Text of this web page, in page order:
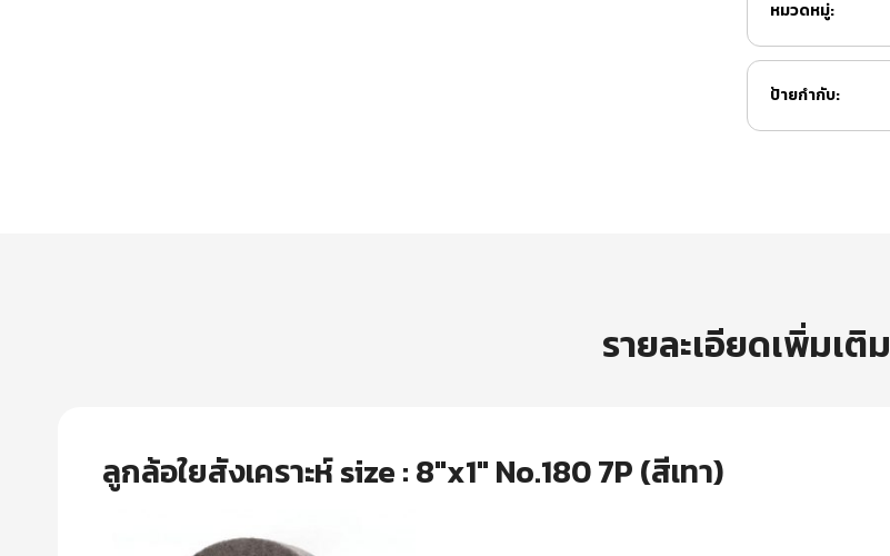
หมวดหมู่:
ป้ายกำกับ:
รายละเอียดเพิ่มเติม
ลูกล้อใยสังเคราะห์ size : 8″x1″ No.180 7P (สีเทา)